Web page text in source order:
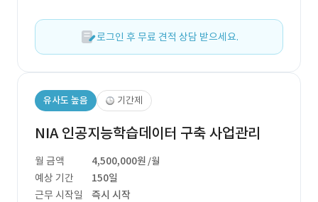
로그인 후 무료 견적 상담 받으세요.
유사도 높음 기간제
NIA 인공지능학습데이터 구축 사업관리
월 금액 4,500,000원 /월
예상 기간
150일
근무 시작일
즉시 시작